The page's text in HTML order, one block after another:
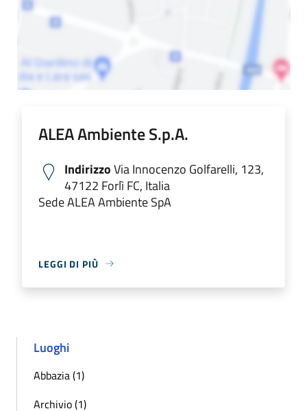
ALEA Ambiente S.p.A.
IndirizzoVia Innocenzo Golfarelli, 123,
47122 Forlì FC, Italia
Sede ALEA Ambiente SpA
LEGGI DI PIÙ
Luoghi
Abbazia (1)
Archivio (1)